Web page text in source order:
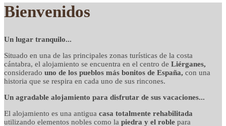
detalles cuidados con
mimo
Bienvenidos
Un lugar tranquilo...
Situado en una de las principales zonas turísticas de la costa
cántabra, el alojamiento se encuentra en el centro de Liérganes,
considerado uno de los pueblos más bonitos de España, con una
historia que se respira en cada uno de sus rincones.
Un agradable alojamiento para disfrutar de sus vacaciones...
El alojamiento es una antigua casa totalmente rehabilitada
utilizando elementos nobles como la piedra y el roble para